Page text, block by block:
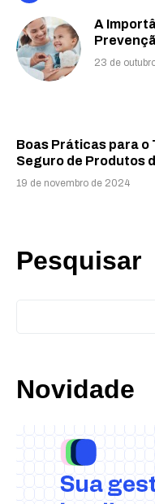
A
23 de
Boas Práticas para o
Seguro de Produtos
19 de novembro de 2024
Pesquisar
Novidade